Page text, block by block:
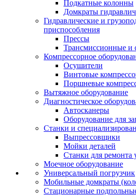
Подкатные колонны
Домкраты
Гидравлические и
приспособления
Прессы
Трансмиссионные и
Компрессорное
Осушители
Винтовые
Поршневые
Вытяжное оборудование
Диагностическое
Автосканеры
Оборудование для
Станки и
Выпрессовщики
Мойки деталей
Станки для ремонта
Моечное оборудование
Универсальный погрузчик
Мобильные домкраты
Стационарные